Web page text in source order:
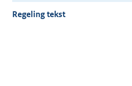
Regeling tekst